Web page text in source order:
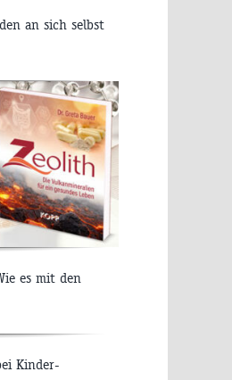
an sich selbst
es mit den
Kinder-